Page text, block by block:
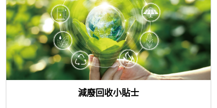
減廢回收小貼士